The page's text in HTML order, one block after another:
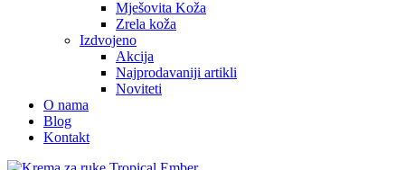
Mješovita Koža
Zrela koža
Izdvojeno
Akcija
Najprodavaniji artikli
Noviteti
O nama
Blog
Kontakt